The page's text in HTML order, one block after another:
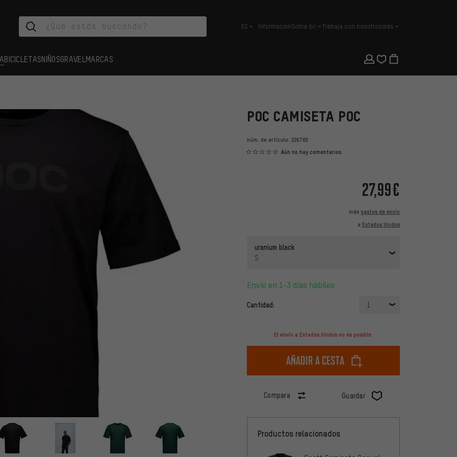
español
ES InformaciónSobre bc Trabaja con nosotrosmás
BICICLETASNIÑOSGRAVEL MARCAS
POC CAMISETA POC
núm. de artículo: 226782
Aún no hay comentarios
27,99€
más gastos de envío
a Estados Unidos
uranium black
S
Envío en 1-3 días hábiles
Cantidad: 1
El envío a Estados Unidos no es posible.
Añadir a cesta
Compara Guardar
Productos relacionados